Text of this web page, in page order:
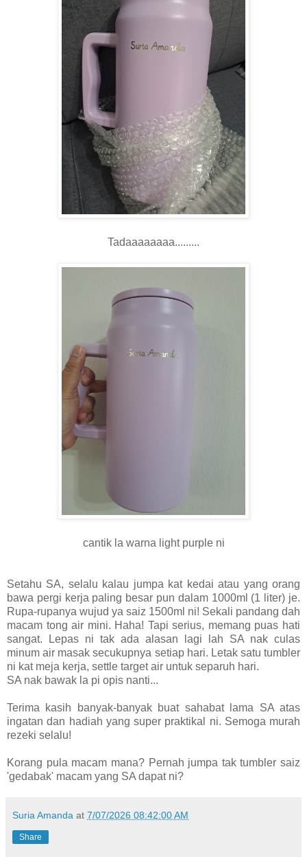
Tadaaaaaaaa.........
cantik la warna light purple ni
Setahu SA, selalu kalau jumpa kat kedai atau yang orang
bawa pergi kerja paling besar pun dalam 1000ml (1 liter) je.
Rupa-rupanya wujud ya saiz 1500ml ni! Sekali pandang dah
macam tong air mini. Haha! Tapi serius, memang puas hati
sangat. Lepas ni tak ada alasan lagi lah SA nak culas
minum air masak secukupnya setiap hari. Letak satu tumbler
ni kat meja kerja, settle target air untuk separuh hari.
SA nak bawak la pi opis nanti...
Terima kasih banyak-banyak buat sahabat lama SA atas
ingatan dan hadiah yang super praktikal ni. Semoga murah
rezeki selalu!
Korang pula macam mana? Pernah jumpa tak tumbler saiz
'gedabak' macam yang SA dapat ni?
Suria Amanda at 7/07/2026 08:42:00 AM
Share